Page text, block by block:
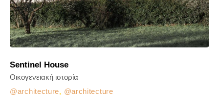
Sentinel House
architecture, architecture
Οικογενειακή ιστορία